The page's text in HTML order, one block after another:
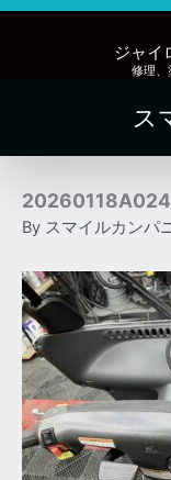
内
ッ
ジャイ
修理、
ス
By スマイルカンパ